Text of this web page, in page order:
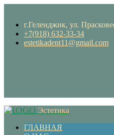
г.Геленджик, ул.
+7(918) 632-33-34
estetikadent11@gmail.com
Эстетика
ГЛАВНАЯ